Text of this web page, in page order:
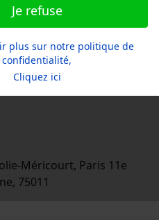
Méricourt, Paris 11e
75011
Je refuse
plus sur notre politique de
confidentialité,
Cliquez ici